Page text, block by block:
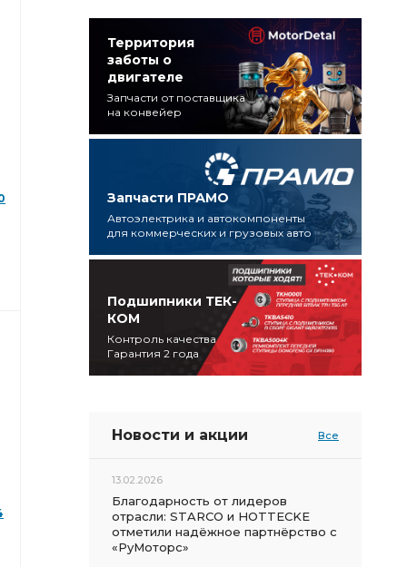
Территория
заботы о
двигателе
Запчасти от поставщика
на конвейер
Запчасти ПРАМО
Автоэлектрика и автокомпоненты
для коммерческих и грузовых авто
Подшипники ТЕК-
КОМ
Контроль качества
Гарантия 2 года
Новости и акции Все
13.02.2026
Благодарность от лидеров
отрасли: STARCO и HOTTECKE
отметили надёжное партнёрство с
«РуМоторс»